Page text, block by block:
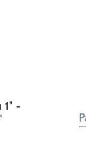
1" -